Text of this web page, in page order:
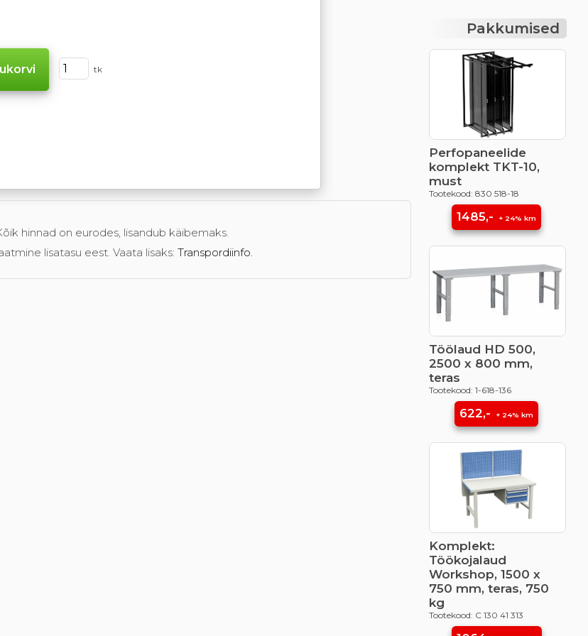
tk
hinnad on eurodes, lisandub käibemaks.
lisatasu eest. Vaata lisaks:Transpordiinfo.
Pakkumised
Perfopaneelide
komplekt TKT-10,
must
Tootekood: 830 518-18
1485,- + 24% km
Töölaud HD 500,
2500 x 800 mm,
teras
Tootekood: 1-618-136
622,- + 24% km
Komplekt:
Töökojalaud
Workshop, 1500 x
750 mm, teras, 750
kg
Tootekood: C 130 41 313